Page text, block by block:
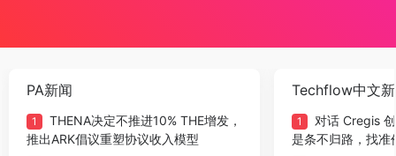
PA新闻
1
THENA决定不推进10% THE增发，
推出ARK倡议重塑协议收入模型
Techflow中文
1
对话 Cregis
是条不归路，找准